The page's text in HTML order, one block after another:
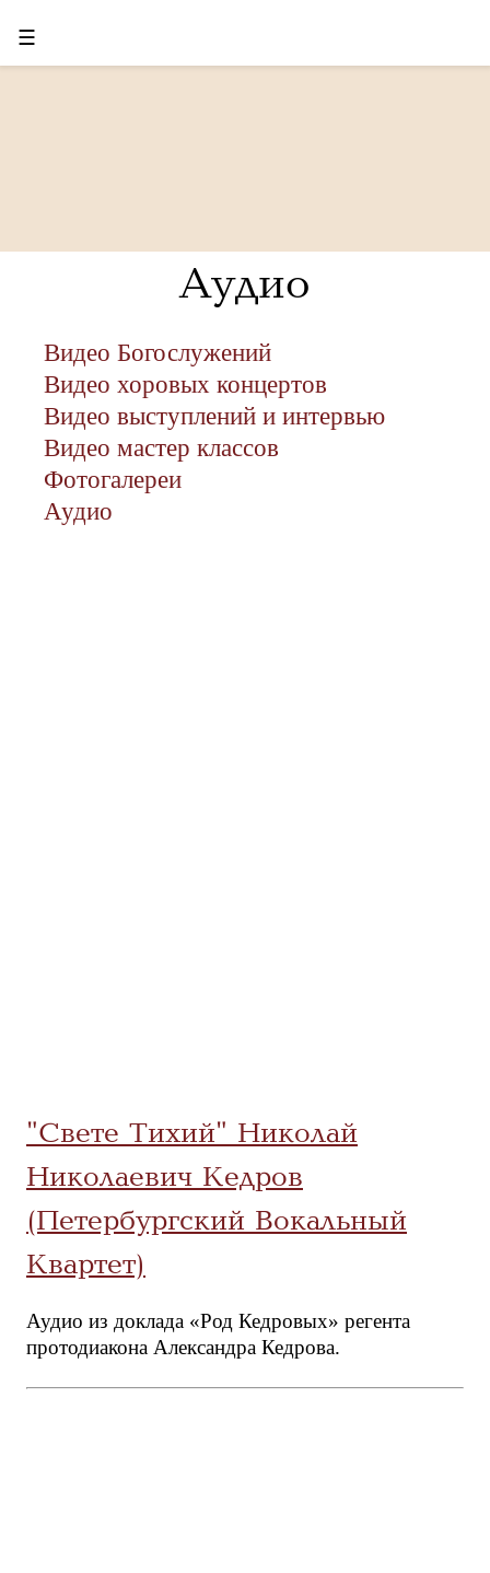
☰
Аудио
Видео Богослужений
Видео хоровых концертов
Видео выступлений и интервью
Видео мастер классов
Фотогалереи
Аудио
"Свете Тихий" Николай
Николаевич Кедров
(Петербургский Вокальный
Квартет)
Аудио из доклада «Род Кедровых» регента
протодиакона Александра Кедрова.